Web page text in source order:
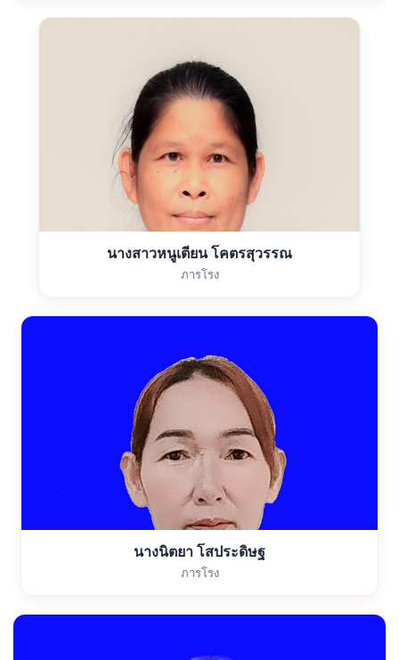
นางสาวหนูเตียน โคตรสุวรรณ
ภารโรง
นางนิตยา โสประดิษฐ
ภารโรง